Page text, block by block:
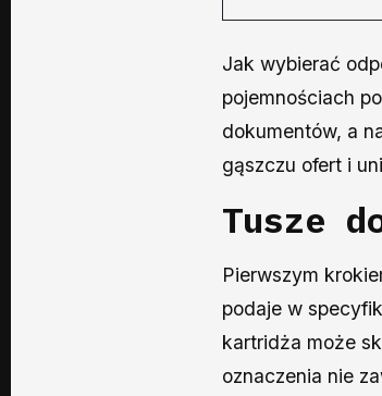
Jak wybierać
pojemnościach
dokumentów, a
gąszczu ofert i
Tusze
Pierwszym
podaje w
kartridża może
oznaczenia nie